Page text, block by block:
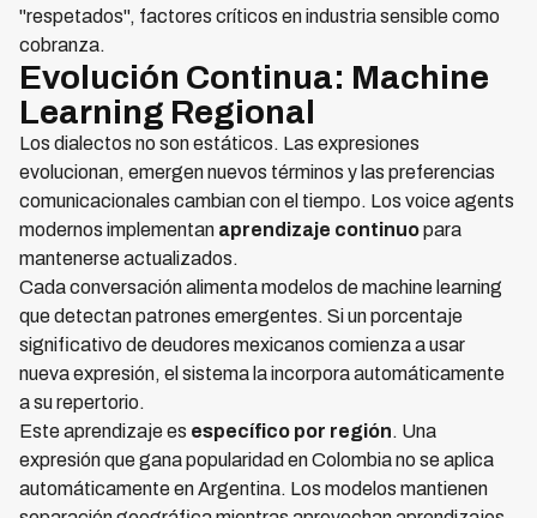
"respetados", factores críticos en industria sensible como
cobranza.
Evolución Continua: Machine
Learning Regional
Los dialectos no son estáticos. Las expresiones
evolucionan, emergen nuevos términos y las preferencias
comunicacionales cambian con el tiempo. Los voice agents
modernos implementan aprendizaje continuopara
mantenerse actualizados.
Cada conversación alimenta modelos de machine learning
que detectan patrones emergentes. Si un porcentaje
significativo de deudores mexicanos comienza a usar
nueva expresión, el sistema la incorpora automáticamente
a su repertorio.
Este aprendizaje es específico por región. Una
expresión que gana popularidad en Colombia no se aplica
automáticamente en Argentina. Los modelos mantienen